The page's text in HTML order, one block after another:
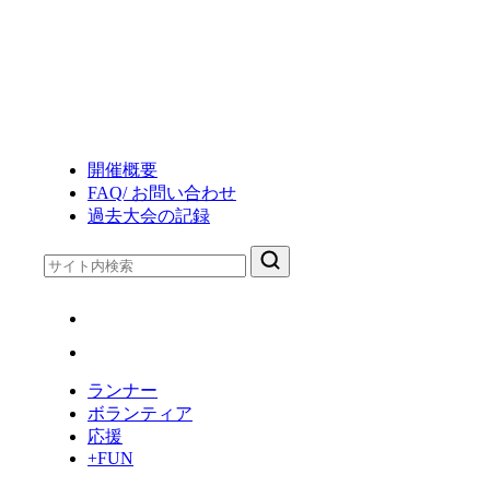
開催概要
FAQ/ お問い合わせ
過去大会の記録
ランナー
ボランティア
応援
+FUN